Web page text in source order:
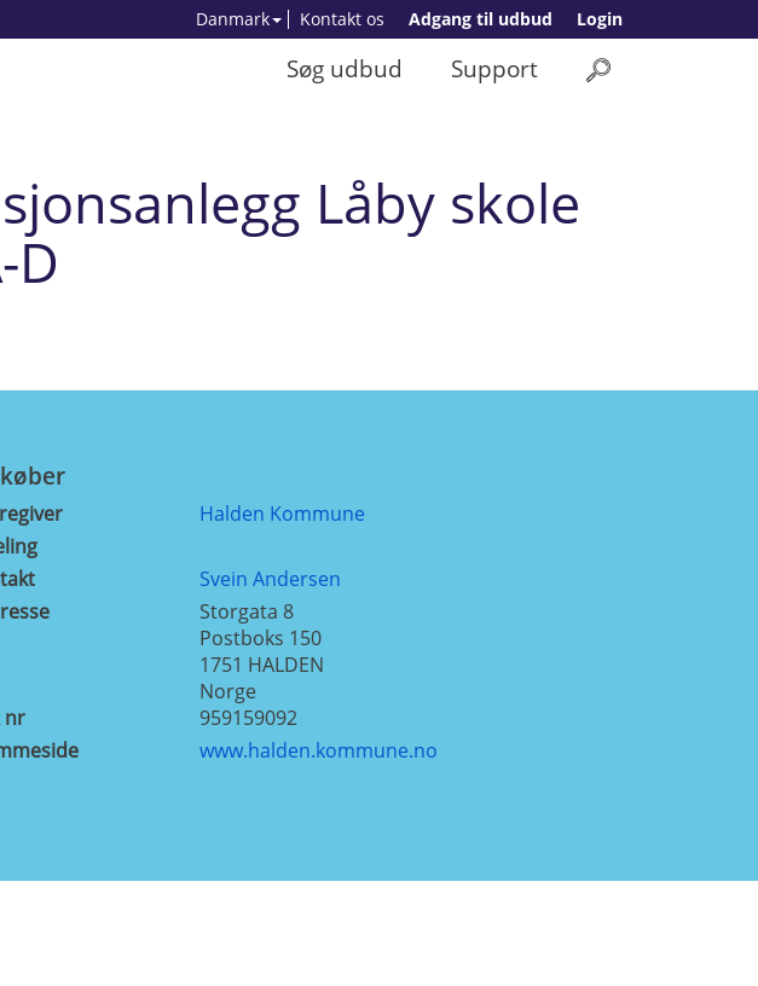
Login
Adgang til udbud
Kontakt os
Danmark
Support
Søg udbud
Låby skole
D
Halden Kommune
Svein Andersen
Storgata 8
Postboks 150
1751 HALDEN
Norge
nr
959159092
www.halden.kommune.no